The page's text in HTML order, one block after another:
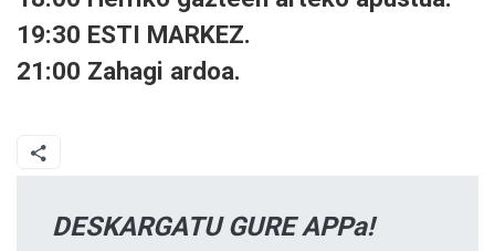
19:30 ESTI MARKEZ.
21:00 Zahagi ardoa.
DESKARGATU GURE APPa!